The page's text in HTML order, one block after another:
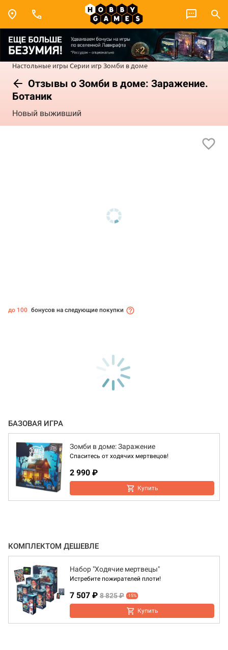
Настольные игры Серии игр Зомби в доме
Отзывы о Зомби в доме: Заражение.
Ботаник
Новый выживший
до 100 бонусов на следующие покупки
БАЗОВАЯ ИГРА
Зомби в доме: Заражение
Спаситесь от ходячих мертвецов!
2 990 ₽
Купить
КОМПЛЕКТОМ ДЕШЕВЛЕ
Набор "Ходячие мертвецы"
Истребите пожирателей плоти!
7 507 ₽ 8 825 ₽ -15%
Купить